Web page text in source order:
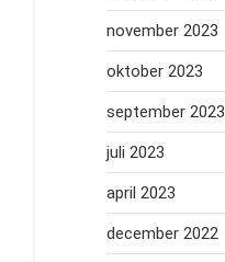
november 2023
oktober 2023
september 2023
juli 2023
april 2023
december 2022